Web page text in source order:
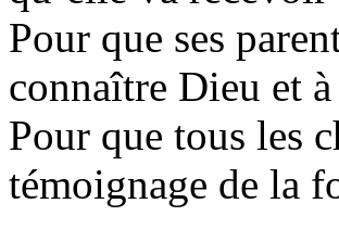
Pour que ses
connaître Dieu et
Pour que tous les
témoignage de la